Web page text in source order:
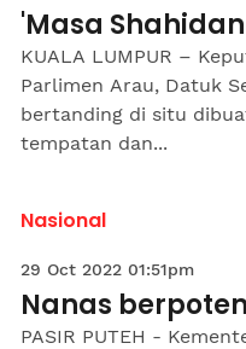
'Masa
KUALA LUMPUR –
Parlimen Arau, Datuk
bertanding di situ
tempatan dan...
Nasional
29 Oct 2022 01:51pm
Nanas
PASIR PUTEH -